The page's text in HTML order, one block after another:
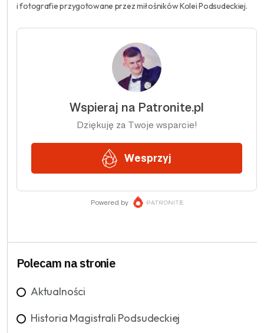
i fotografie przygotowane przez miłośników Kolei Podsudeckiej.
Polecam na stronie
Aktualności
Historia Magistrali Podsudeckiej